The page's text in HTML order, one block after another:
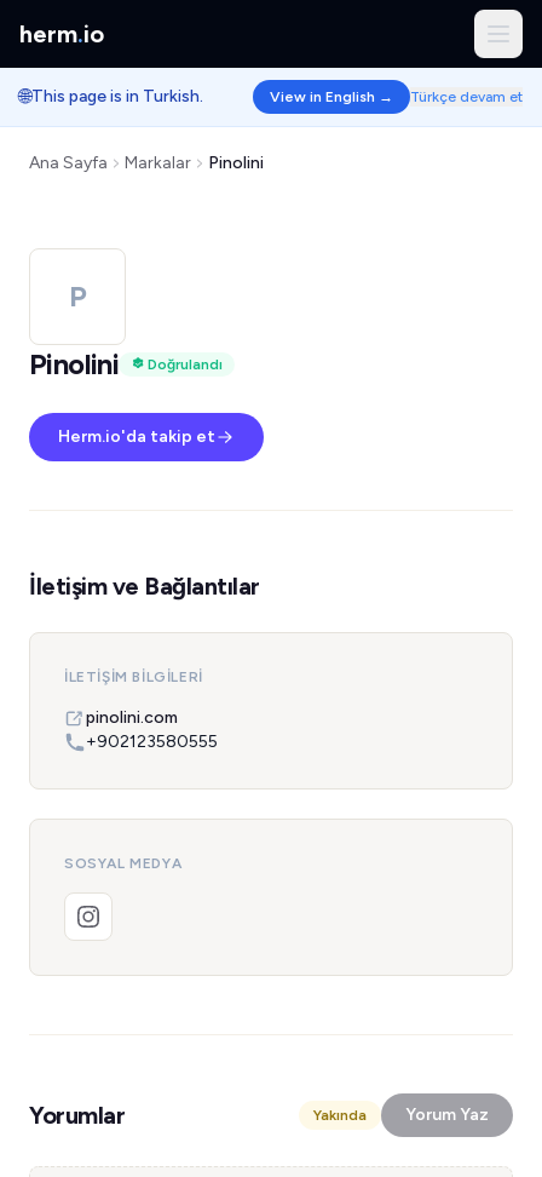
herm.io
🌐This page is in Turkish. View in English → Türkçe devam et
Ana Sayfa Markalar Pinolini
P
Pinolini
Doğrulandı
Herm.io'da takip et
İletişim ve Bağlantılar
İLETIŞIM BILGILERI
pinolini.com
+902123580555
SOSYAL MEDYA
Yorumlar Yakında Yorum Yaz